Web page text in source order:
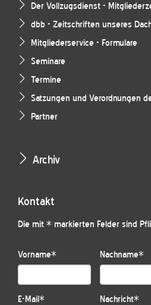
Der Vollzugsdienst -
dbb - Zeitschriften unseres
Mitgliederservice - Formulare
Seminare
Termine
Satzungen und Verordnungen
Partner
Archiv
Kontakt
Die mit * markierten Felder sind
Vorname* Nachname*
E-Mail* Nachricht*